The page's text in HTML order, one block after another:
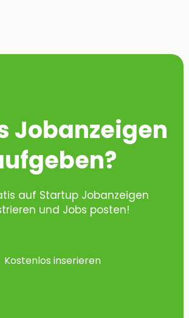
Jobanzeigen
auf Startup Jobanzeigen
und Jobs posten!
Kostenlos inserieren